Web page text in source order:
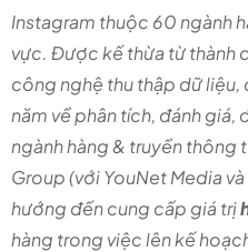
Instagram thuộc 60 ngành
vực. Được kế thừa từ thành
công nghệ thu thập dữ liệu,
năm về phân tích, đánh giá,
ngành hàng & truyền thông
Group (với YouNet Media
hướng đến cung cấp giá trị
hàng trong việc lên kế